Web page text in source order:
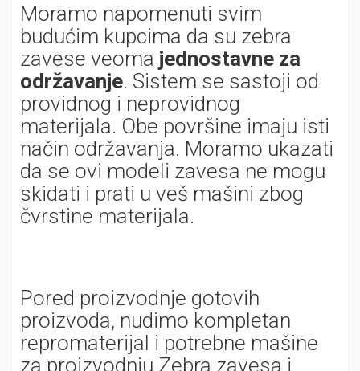
Moramo napomenuti svim
budućim kupcima da su zebra
zavese veoma jednostavne za
održavanje. Sistem se sastoji od
providnog i neprovidnog
materijala. Obe površine imaju isti
način održavanja. Moramo ukazati
da se ovi modeli zavesa ne mogu
skidati i prati u veš mašini zbog
čvrstine materijala.
Pored proizvodnje gotovih
proizvoda, nudimo kompletan
repromaterijal i potrebne mašine
za proizvodnju Zebra zavesa i